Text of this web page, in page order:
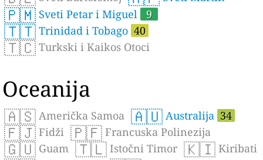
🇵🇲 Sveti Petar i Miguel 9
🇹🇹 Trinidad i Tobago 40
🇹🇨 Turkski i Kaikos Otoci
Oceanija
🇦🇸 Američka Samoa 🇦🇺 Australija 34
🇫🇯 Fidži 🇵🇫 Francuska Polinezija
🇬🇺 Guam 🇹🇱 Istočni Timor 🇰🇮 Kiribati